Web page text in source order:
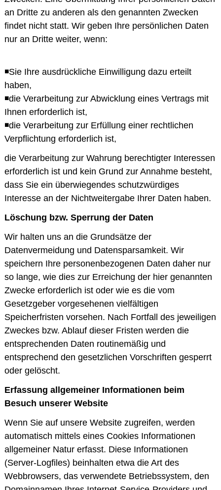
an Dritte zu anderen als den genannten Zwecken
findet nicht statt. Wir geben Ihre persönlichen Daten
nur an Dritte weiter, wenn:
◾Sie Ihre ausdrückliche Einwilligung dazu erteilt
haben,
◾die Verarbeitung zur Abwicklung eines Vertrags mit
Ihnen erforderlich ist,
◾die Verarbeitung zur Erfüllung einer rechtlichen
Verpflichtung erforderlich ist,
die Verarbeitung zur Wahrung berechtigter Interessen
erforderlich ist und kein Grund zur Annahme besteht,
dass Sie ein überwiegendes schutzwürdiges
Interesse an der Nichtweitergabe Ihrer Daten haben.
Löschung bzw. Sperrung der Daten
Wir halten uns an die Grundsätze der
Datenvermeidung und Datensparsamkeit. Wir
speichern Ihre personenbezogenen Daten daher nur
so lange, wie dies zur Erreichung der hier genannten
Zwecke erforderlich ist oder wie es die vom
Gesetzgeber vorgesehenen vielfältigen
Speicherfristen vorsehen. Nach Fortfall des jeweiligen
Zweckes bzw. Ablauf dieser Fristen werden die
entsprechenden Daten routinemäßig und
entsprechend den gesetzlichen Vorschriften gesperrt
oder gelöscht.
Erfassung allgemeiner Informationen beim
Besuch unserer Website
Wenn Sie auf unsere Website zugreifen, werden
automatisch mittels eines Cookies Informationen
allgemeiner Natur erfasst. Diese Informationen
(Server-Logfiles) beinhalten etwa die Art des
Webbrowsers, das verwendete Betriebssystem, den